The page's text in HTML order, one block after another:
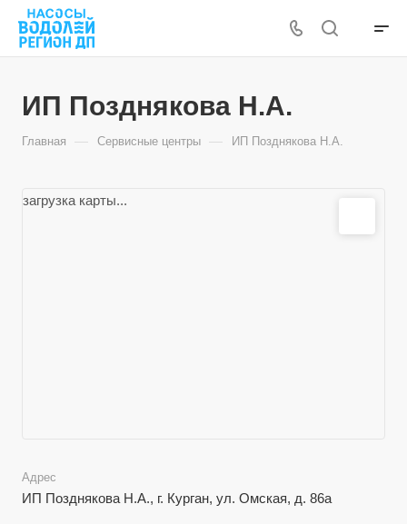
ИП Позднякова Н.А.
Главная — Сервисные центры — ИП Позднякова Н.А.
Адрес
ИП Позднякова Н.А., г. Курган, ул. Омская, д. 86а
загрузка карты...